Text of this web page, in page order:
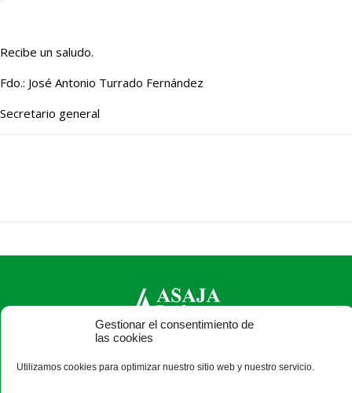
Gestionar el consentimiento de
las cookies
Utilizamos cookies para optimizar nuestro sitio web y nuestro servicio.
Recibe un saludo.
Fdo.: José Antonio Turrado Fernández
Secretario general
Paseo Salamanca, 1 bajo - 24009 León - España · Tel.: +34